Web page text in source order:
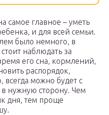
самое главное – уметь
и для всей семьи.
было немного, в
наблюдать за
его сна, кормлений,
распорядок,
можно будет с
в нужную сторону. Чем
дня, тем проще